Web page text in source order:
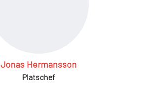
Jonas Hermansson
Platschef